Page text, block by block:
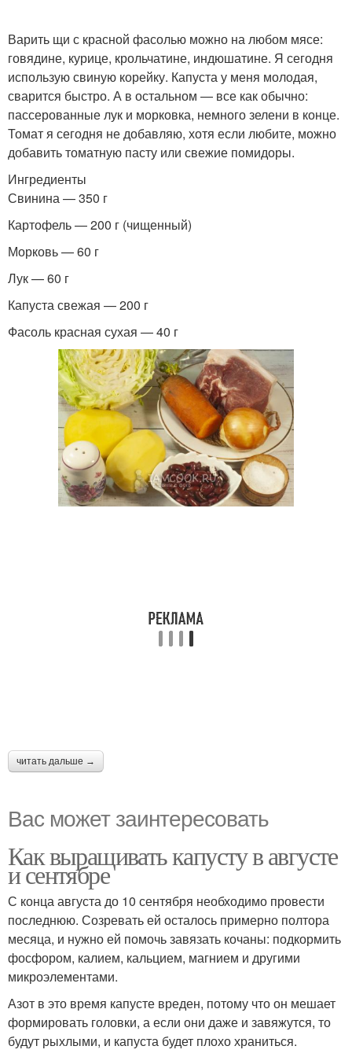
Варить щи с красной фасолью можно на любом мясе:
говядине, курице, крольчатине, индюшатине. Я сегодня
использую свиную корейку. Капуста у меня молодая,
сварится быстро. А в остальном — все как обычно:
пассерованные лук и морковка, немного зелени в конце.
Томат я сегодня не добавляю, хотя если любите, можно
добавить томатную пасту или свежие помидоры.
Ингредиенты
Свинина — 350 г
Картофель — 200 г (чищенный)
Морковь — 60 г
Лук — 60 г
Капуста свежая — 200 г
Фасоль красная сухая — 40 г
читать дальше →
Вас может заинтересовать
Как выращивать капусту в августе
и сентябре
С конца августа до 10 сентября необходимо провести
последнюю. Созревать ей осталось примерно полтора
месяца, и нужно ей помочь завязать кочаны: подкормить
фосфором, калием, кальцием, магнием и другими
микроэлементами.
Азот в это время капусте вреден, потому что он мешает
формировать головки, а если они даже и завяжутся, то
будут рыхлыми, и капуста будет плохо храниться.